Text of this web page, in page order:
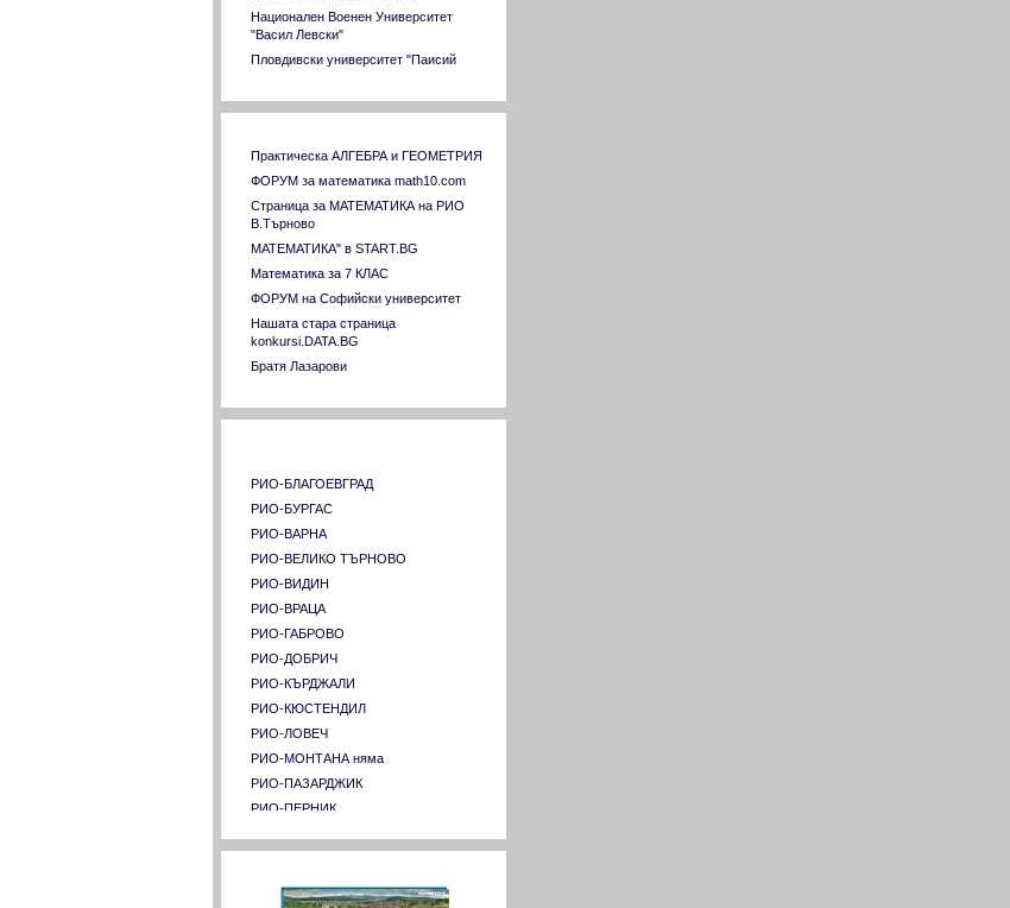
Национален Военен Университет
"Васил Левски"
Пловдивски университет "Паисий
Русенски университет "Ангел Кънчев"
Свищов
Тракийски университет Стара Загора
стопанство
строителство и геодезия
Шуменски университет "Константин
Преславски"
Югозападен университет "Неофит
Златаров" - Бургас
Аграрен университет - Пловдив
Практическа АЛГЕБРА и ГЕОМЕТРИЯ
ФОРУМ за математика math10.com
Страница за МАТЕМАТИКА на РИО
В.Търново
МАТЕМАТИКА" в START.BG
Математика за 7 КЛАС
ФОРУМ на Софийски университет
Нашата стара страница
konkursi.DATA.BG
Братя Лазарови
РИО-БЛАГОЕВГРАД
РИО-БУРГАС
РИО-ВАРНА
РИО-ВЕЛИКО ТЪРНОВО
РИО-ВИДИН
РИО-ВРАЦА
РИО-ГАБРОВО
РИО-ДОБРИЧ
РИО-КЪРДЖАЛИ
РИО-КЮСТЕНДИЛ
РИО-ЛОВЕЧ
РИО-МОНТАНА няма
РИО-ПАЗАРДЖИК
РИО-ПЕРНИК